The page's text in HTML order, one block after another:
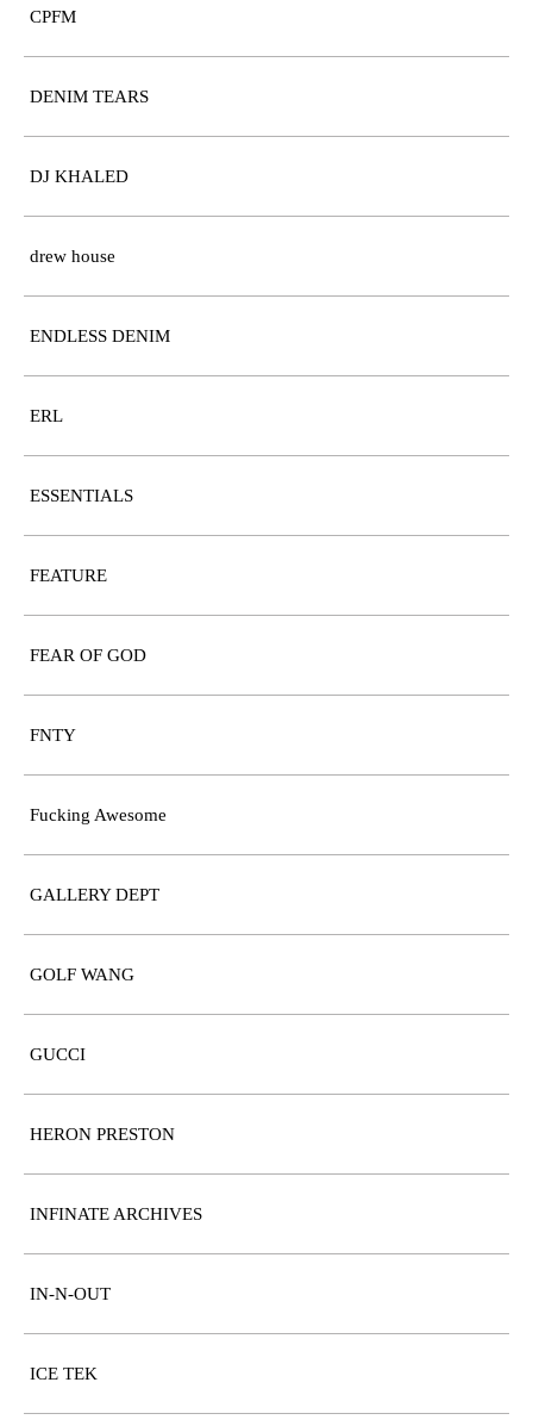
CPFM
DENIM TEARS
DJ KHALED
drew house
ENDLESS DENIM
ERL
ESSENTIALS
FEATURE
FEAR OF GOD
FNTY
Fucking Awesome
GALLERY DEPT
GOLF WANG
GUCCI
HERON PRESTON
INFINATE ARCHIVES
IN-N-OUT
ICE TEK